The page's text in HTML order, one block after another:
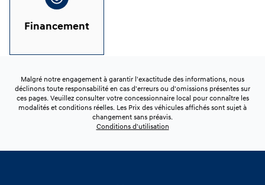
Financement
Malgré notre engagement à garantir l'exactitude des informations, nous
déclinons toute responsabilité en cas d'erreurs ou d'omissions présentes sur
ces pages. Veuillez consulter votre concessionnaire local pour connaître les
modalités et conditions réelles. Les Prix des véhicules affichés sont sujet à
changement sans préavis.
Conditions d'utilisation